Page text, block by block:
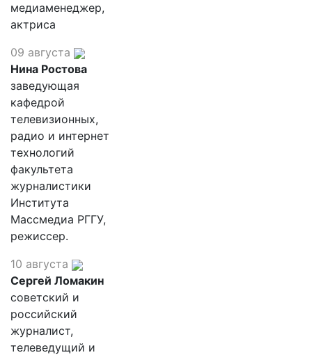
медиаменеджер,
актриса
09 августа
Нина Ростова
заведующая
кафедрой
телевизионных,
радио и интернет
технологий
факультета
журналистики
Института
Массмедиа РГГУ,
режиссер.
10 августа
Сергей Ломакин
советский и
российский
журналист,
телеведущий и